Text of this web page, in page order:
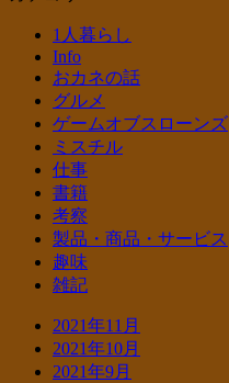
1人暮らし
Info
おカネの話
グルメ
ゲームオブスローンズ
ミスチル
仕事
書籍
考察
製品・商品・サービス
趣味
雑記
2021年11月
2021年10月
2021年9月